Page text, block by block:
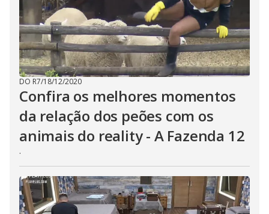
DO R7/18/12/2020
Confira os melhores momentos
da relação dos peões com os
animais do reality - A Fazenda 12
.